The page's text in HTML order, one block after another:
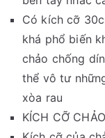
Có kích cỡ
khá phổ biến
chảo chống
thể vô tư
xòa rau
KÍCH CỠ